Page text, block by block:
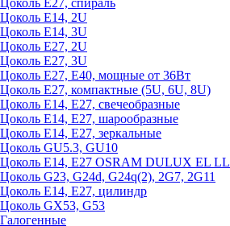
Цоколь Е27, спираль
Цоколь Е14, 2U
Цоколь Е14, 3U
Цоколь Е27, 2U
Цоколь Е27, 3U
Цоколь Е27, Е40, мощные от 36Вт
Цоколь Е27, компактные (5U, 6U, 8U)
Цоколь Е14, Е27, свечеобразные
Цоколь Е14, Е27, шарообразные
Цоколь Е14, Е27, зеркальные
Цоколь GU5.3, GU10
Цоколь Е14, Е27 OSRAM DULUX EL LL
Цоколь G23, G24d, G24q(2), 2G7, 2G11
Цоколь Е14, Е27, цилиндр
Цоколь GX53, G53
Галогенные